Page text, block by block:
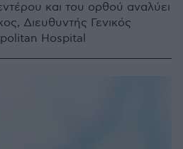
και του ορθού αναλύει
Διευθυντής Γενικός
Hospital